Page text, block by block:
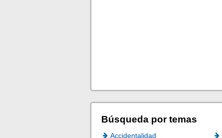
Búsqueda por temas
Accidentalidad